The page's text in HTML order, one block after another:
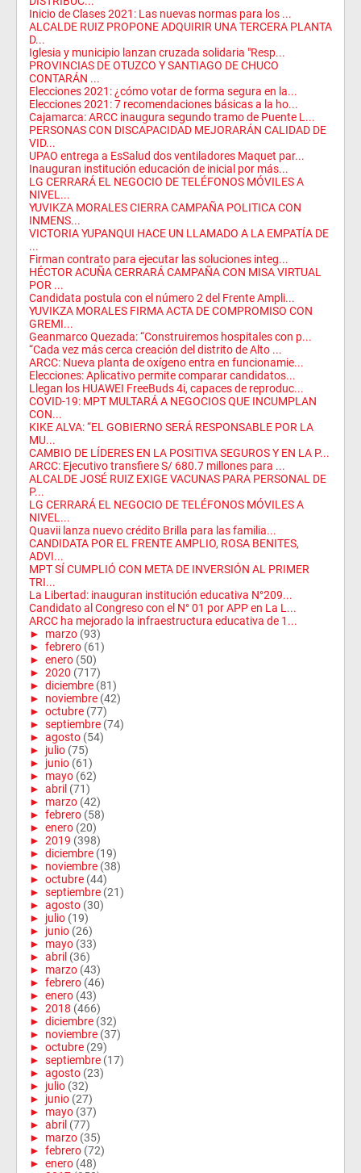
Inicio de Clases 2021: Las nuevas normas para los ...
ALCALDE RUIZ PROPONE ADQUIRIR UNA TERCERA PLANTA
D...
Iglesia y municipio lanzan cruzada solidaria "Resp...
PROVINCIAS DE OTUZCO Y SANTIAGO DE CHUCO
CONTARÁN ...
Elecciones 2021: ¿cómo votar de forma segura en la...
Elecciones 2021: 7 recomendaciones básicas a la ho...
Cajamarca: ARCC inaugura segundo tramo de Puente L...
PERSONAS CON DISCAPACIDAD MEJORARÁN CALIDAD DE
VID...
UPAO entrega a EsSalud dos ventiladores Maquet par...
Inauguran institución educación de inicial por más...
LG CERRARÁ EL NEGOCIO DE TELÉFONOS MÓVILES A
NIVEL...
YUVIKZA MORALES CIERRA CAMPAÑA POLITICA CON
INMENS...
VICTORIA YUPANQUI HACE UN LLAMADO A LA EMPATÍA DE
...
Firman contrato para ejecutar las soluciones integ...
HÉCTOR ACUÑA CERRARÁ CAMPAÑA CON MISA VIRTUAL
POR ...
Candidata postula con el número 2 del Frente Ampli...
YUVIKZA MORALES FIRMA ACTA DE COMPROMISO CON
GREMI...
Geanmarco Quezada: “Construiremos hospitales con p...
“Cada vez más cerca creación del distrito de Alto ...
ARCC: Nueva planta de oxígeno entra en funcionamie...
Elecciones: Aplicativo permite comparar candidatos...
Llegan los HUAWEI FreeBuds 4i, capaces de reproduc...
COVID-19: MPT MULTARÁ A NEGOCIOS QUE INCUMPLAN
CON...
KIKE ALVA: “EL GOBIERNO SERÁ RESPONSABLE POR LA
MU...
CAMBIO DE LÍDERES EN LA POSITIVA SEGUROS Y EN LA P...
ARCC: Ejecutivo transfiere S/ 680.7 millones para ...
ALCALDE JOSÉ RUIZ EXIGE VACUNAS PARA PERSONAL DE
P...
LG CERRARÁ EL NEGOCIO DE TELÉFONOS MÓVILES A
NIVEL...
Quavii lanza nuevo crédito Brilla para las familia...
CANDIDATA POR EL FRENTE AMPLIO, ROSA BENITES,
ADVI...
MPT SÍ CUMPLIÓ CON META DE INVERSIÓN AL PRIMER
TRI...
La Libertad: inauguran institución educativa N°209...
Candidato al Congreso con el N° 01 por APP en La L...
ARCC ha mejorado la infraestructura educativa de 1...
► marzo (93)
► febrero (61)
► enero (50)
► 2020 (717)
► diciembre (81)
► noviembre (42)
► octubre (77)
► septiembre (74)
► agosto (54)
► julio (75)
► junio (61)
► mayo (62)
► abril (71)
► marzo (42)
► febrero (58)
► enero (20)
► 2019 (398)
► diciembre (19)
► noviembre (38)
► octubre (44)
► septiembre (21)
► agosto (30)
► julio (19)
► junio (26)
► mayo (33)
► abril (36)
► marzo (43)
► febrero (46)
► enero (43)
► 2018 (466)
► diciembre (32)
► noviembre (37)
► octubre (29)
► septiembre (17)
► agosto (23)
► julio (32)
► junio (27)
► mayo (37)
► abril (77)
► marzo (35)
► febrero (72)
► enero (48)